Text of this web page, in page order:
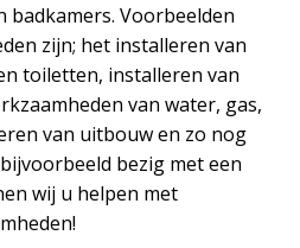
badkamers. Voorbeelden
zijn; het installeren van
toiletten, installeren van
van water, gas,
van uitbouw en zo nog
bezig met een
wij u helpen met